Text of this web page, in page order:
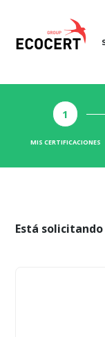
1
MIS CERTIFICACIONES
Está